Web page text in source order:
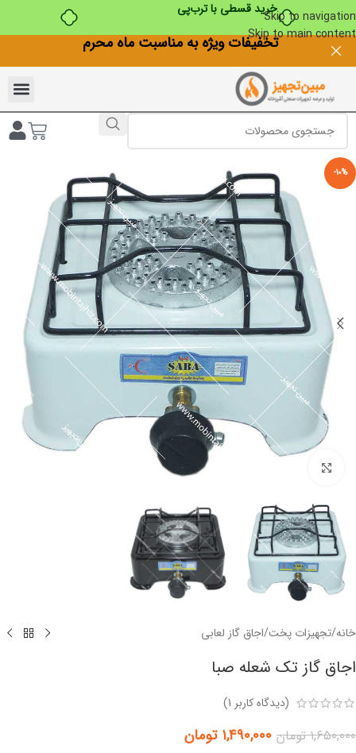
خرید قسطی با ترب‌پیSkip to navigation
Skip to main contentتخفیفات ویژه به مناسبت ماه محرم
-10%
برای بزرگنمایی کلیک کنید
خانه/تجهیزات پخت/اجاق گاز لعابی
اجاق گاز تک شعله صبا
(دیدگاه کاربر 1
)
۱,۶۵۰,۰۰۰تومان ۱,۴۹۰,۰۰۰ تومان